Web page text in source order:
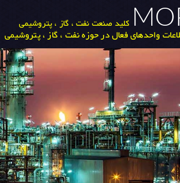
کلید صنعت نفت ، گاز ، پتروشیمی
واحدهای فعال در حوزه نفت ، گاز ، پتروشیمی